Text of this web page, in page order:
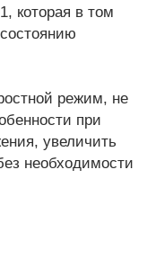
которая в том
режим, не
при
увеличить
необходимости